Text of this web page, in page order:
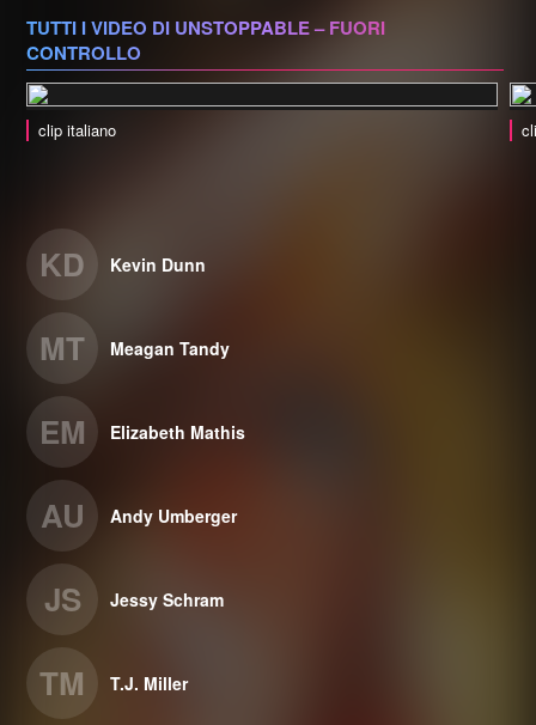
TUTTI I VIDEO DI UNSTOPPABLE – FUORI
CONTROLLO
clip italiano
KD Kevin Dunn
MT Meagan Tandy
EM Elizabeth Mathis
AU Andy Umberger
JS Jessy Schram
TM T.J. Miller